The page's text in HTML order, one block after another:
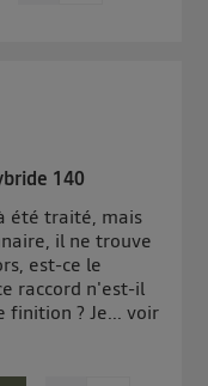
140
été traité, mais
il ne trouve
est-ce le
raccord n'est-il
finition ? Je...voir